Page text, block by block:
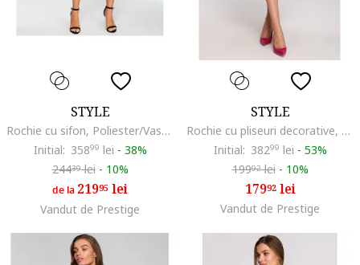
STYLE
Rochie cu sifon, Poliester/Vascoza, Rosu
Initial: 35899 lei - 38%
24439lei - 10%
de la 21995 lei
Vandut de Prestige
STYLE
Rochie cu pliseuri decorative, Pruna
Initial: 38299 lei - 53%
19992lei - 10%
17992lei
Vandut de Prestige